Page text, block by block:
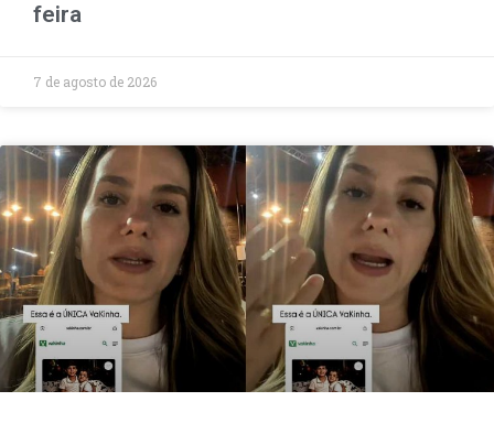
feira
7 de agosto de 2026